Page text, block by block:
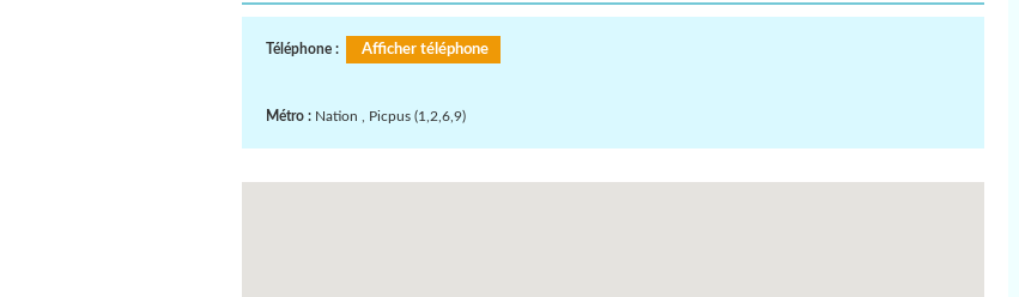
Téléphone : Afficher téléphone
Métro : Nation , Picpus (1,2,6,9)